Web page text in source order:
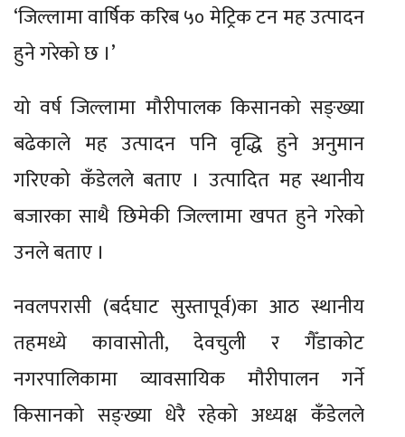
‘जिल्लामा वार्षिक करिब ५० मेट्रिक टन मह उत्पादन
हुने गरेको छ ।’
यो वर्ष जिल्लामा मौरीपालक किसानको सङ्ख्या
बढेकाले मह उत्पादन पनि वृद्धि हुने अनुमान
गरिएको कँडेलले बताए । उत्पादित मह स्थानीय
बजारका साथै छिमेकी जिल्लामा खपत हुने गरेको
उनले बताए ।
नवलपरासी (बर्दघाट सुस्तापूर्व)का आठ स्थानीय
तहमध्ये कावासोती, देवचुली र गैँडाकोट
नगरपालिकामा व्यावसायिक मौरीपालन गर्ने
किसानको सङ्ख्या धेरै रहेको अध्यक्ष कँडेलले